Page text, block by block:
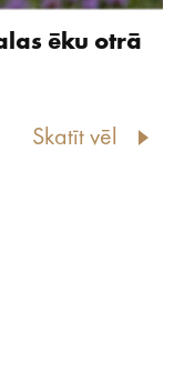
ēku otrā
Skatīt vēl